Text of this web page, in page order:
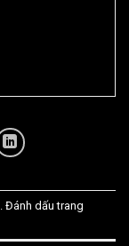
. Đánh dấu trang